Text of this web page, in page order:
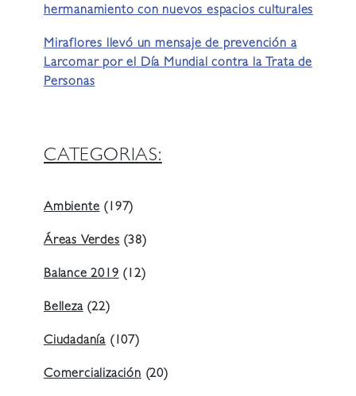
hermanamiento con nuevos espacios culturales
Miraflores llevó un mensaje de prevención a
Larcomar por el Día Mundial contra la Trata de
Personas
CATEGORIAS:
Ambiente(197)
Áreas Verdes(38)
Balance 2019(12)
Belleza(22)
Ciudadanía (107)
Comercialización(20)